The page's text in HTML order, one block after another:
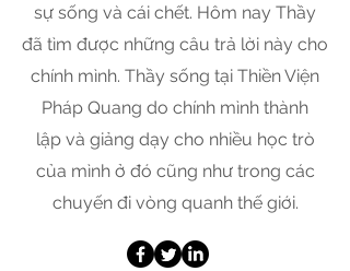
sự sống và cái chết. Hôm nay Thầy
đã tìm được những câu trả lời này cho
chính mình. Thầy sống tại Thiền Viện
Pháp Quang do chính mình thành
lập và giảng dạy cho nhiều học trò
của mình ở đó cũng như trong các
chuyến đi vòng quanh thế giới.